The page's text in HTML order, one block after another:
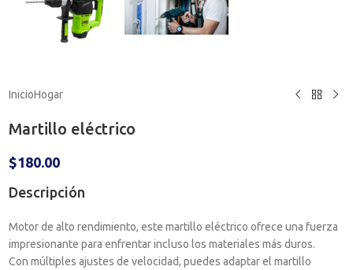
InicioHogar
Martillo eléctrico
$180.00
Descripción
Motor de alto rendimiento, este martillo eléctrico ofrece una fuerza
impresionante para enfrentar incluso los materiales más duros.
Con múltiples ajustes de velocidad, puedes adaptar el martillo